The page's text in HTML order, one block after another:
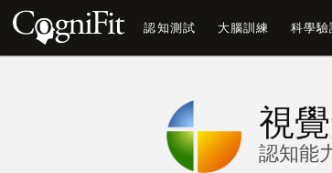
認知測試 大腦訓練 科學驗
視
認知能